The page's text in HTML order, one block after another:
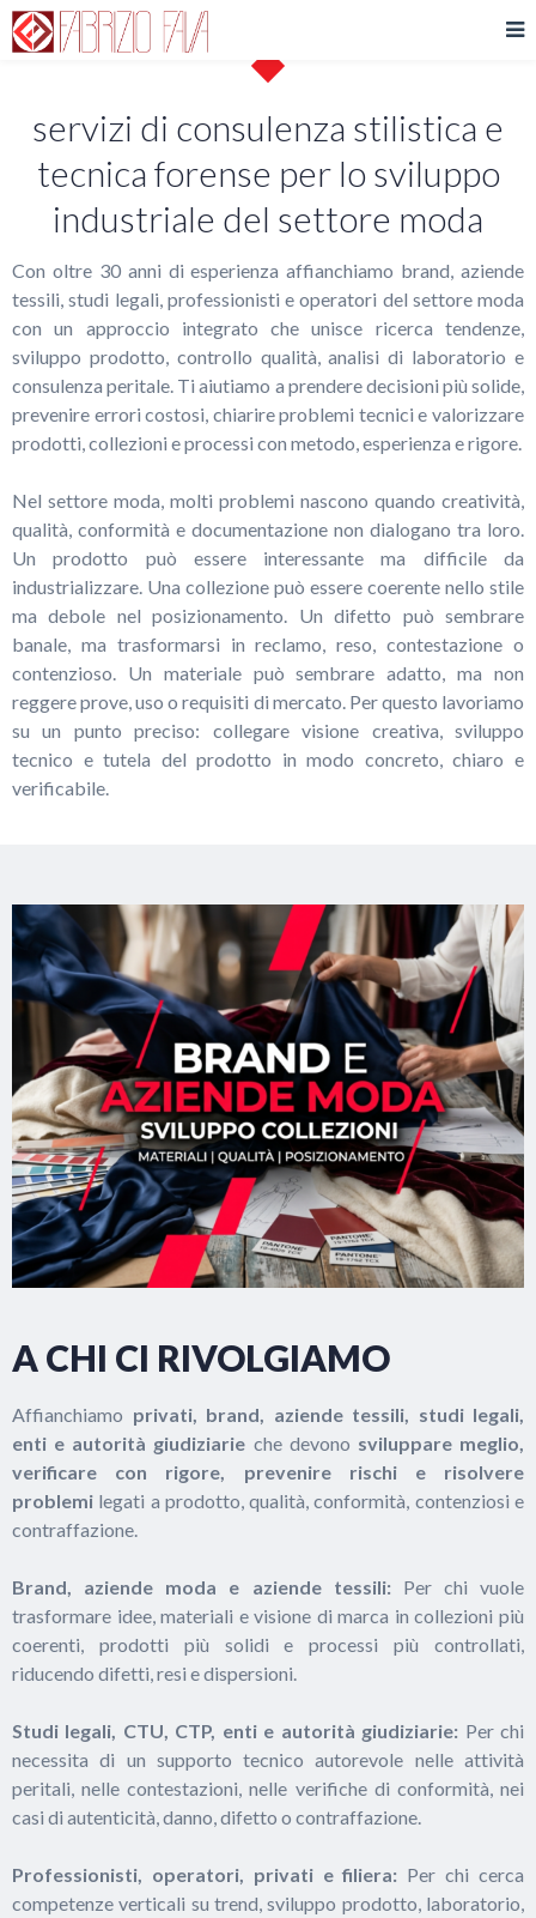
servizi di consulenza stilistica e
tecnica forense per lo sviluppo
industriale del settore moda
Con oltre 30 anni di esperienza affianchiamo brand, aziende
tessili, studi legali, professionisti e operatori del settore moda
con un approccio integrato che unisce ricerca tendenze,
sviluppo prodotto, controllo qualità, analisi di laboratorio e
consulenza peritale. Ti aiutiamo a prendere decisioni più solide,
prevenire errori costosi, chiarire problemi tecnici e valorizzare
prodotti, collezioni e processi con metodo, esperienza e rigore.
Nel settore moda, molti problemi nascono quando creatività,
qualità, conformità e documentazione non dialogano tra loro.
Un prodotto può essere interessante ma difficile da
industrializzare. Una collezione può essere coerente nello stile
ma debole nel posizionamento. Un difetto può sembrare
banale, ma trasformarsi in reclamo, reso, contestazione o
contenzioso. Un materiale può sembrare adatto, ma non
reggere prove, uso o requisiti di mercato. Per questo lavoriamo
su un punto preciso: collegare visione creativa, sviluppo
tecnico e tutela del prodotto in modo concreto, chiaro e
verificabile.
A CHI CI RIVOLGIAMO
Affianchiamo privati, brand, aziende tessili, studi legali,
enti e autorità giudiziarie che devono sviluppare meglio,
verificare con rigore, prevenire rischi e risolvere
problemi legati a prodotto, qualità, conformità, contenziosi e
contraffazione.
Brand, aziende moda e aziende tessili: Per chi vuole
trasformare idee, materiali e visione di marca in collezioni più
coerenti, prodotti più solidi e processi più controllati,
riducendo difetti, resi e dispersioni.
Studi legali, CTU, CTP, enti e autorità giudiziarie: Per chi
necessita di un supporto tecnico autorevole nelle attività
peritali, nelle contestazioni, nelle verifiche di conformità, nei
casi di autenticità, danno, difetto o contraffazione.
Professionisti, operatori, privati e filiera: Per chi cerca
competenze verticali su trend, sviluppo prodotto, laboratorio,